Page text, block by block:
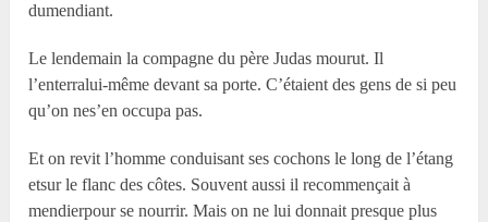
dumendiant.
Le lendemain la compagne du père Judas mourut. Il
l’enterralui-même devant sa porte. C’étaient des gens de si peu
qu’on nes’en occupa pas.
Et on revit l’homme conduisant ses cochons le long de l’étang
etsur le flanc des côtes. Souvent aussi il recommençait à
mendierpour se nourrir. Mais on ne lui donnait presque plus